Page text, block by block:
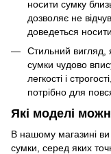
носити сумку
дозволяє не
доведеться
Стильний вигляд,
сумки чудово
легкості і
потрібно для
Які моделі
В нашому магазині ви
сумки, серед яких